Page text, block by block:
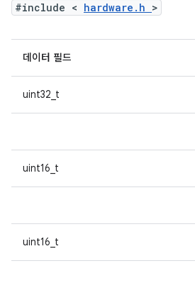
#include < hardware.h >
데이터 필드
uint32_t
uint16_t
uint16_t